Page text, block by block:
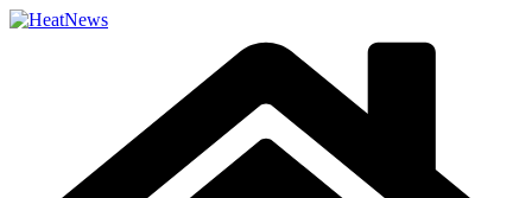
Přeskočit